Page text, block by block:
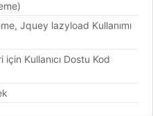
Jquey lazyload Kullanımı
Kullanıcı Dostu Kod